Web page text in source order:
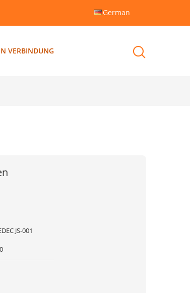
German
VERBINDUNG
JS-001